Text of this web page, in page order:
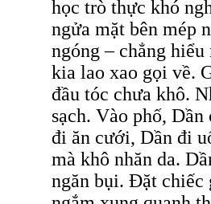
học trò thực khó
ngửa mặt bên mép
ngóng – chẳng
kia lao xao gọi về.
đầu tóc chưa khô.
sạch. Vào phố,
đi ăn cưới, Dần đi
mà khô nhăn da.
ngăn bụi. Đặt chiếc